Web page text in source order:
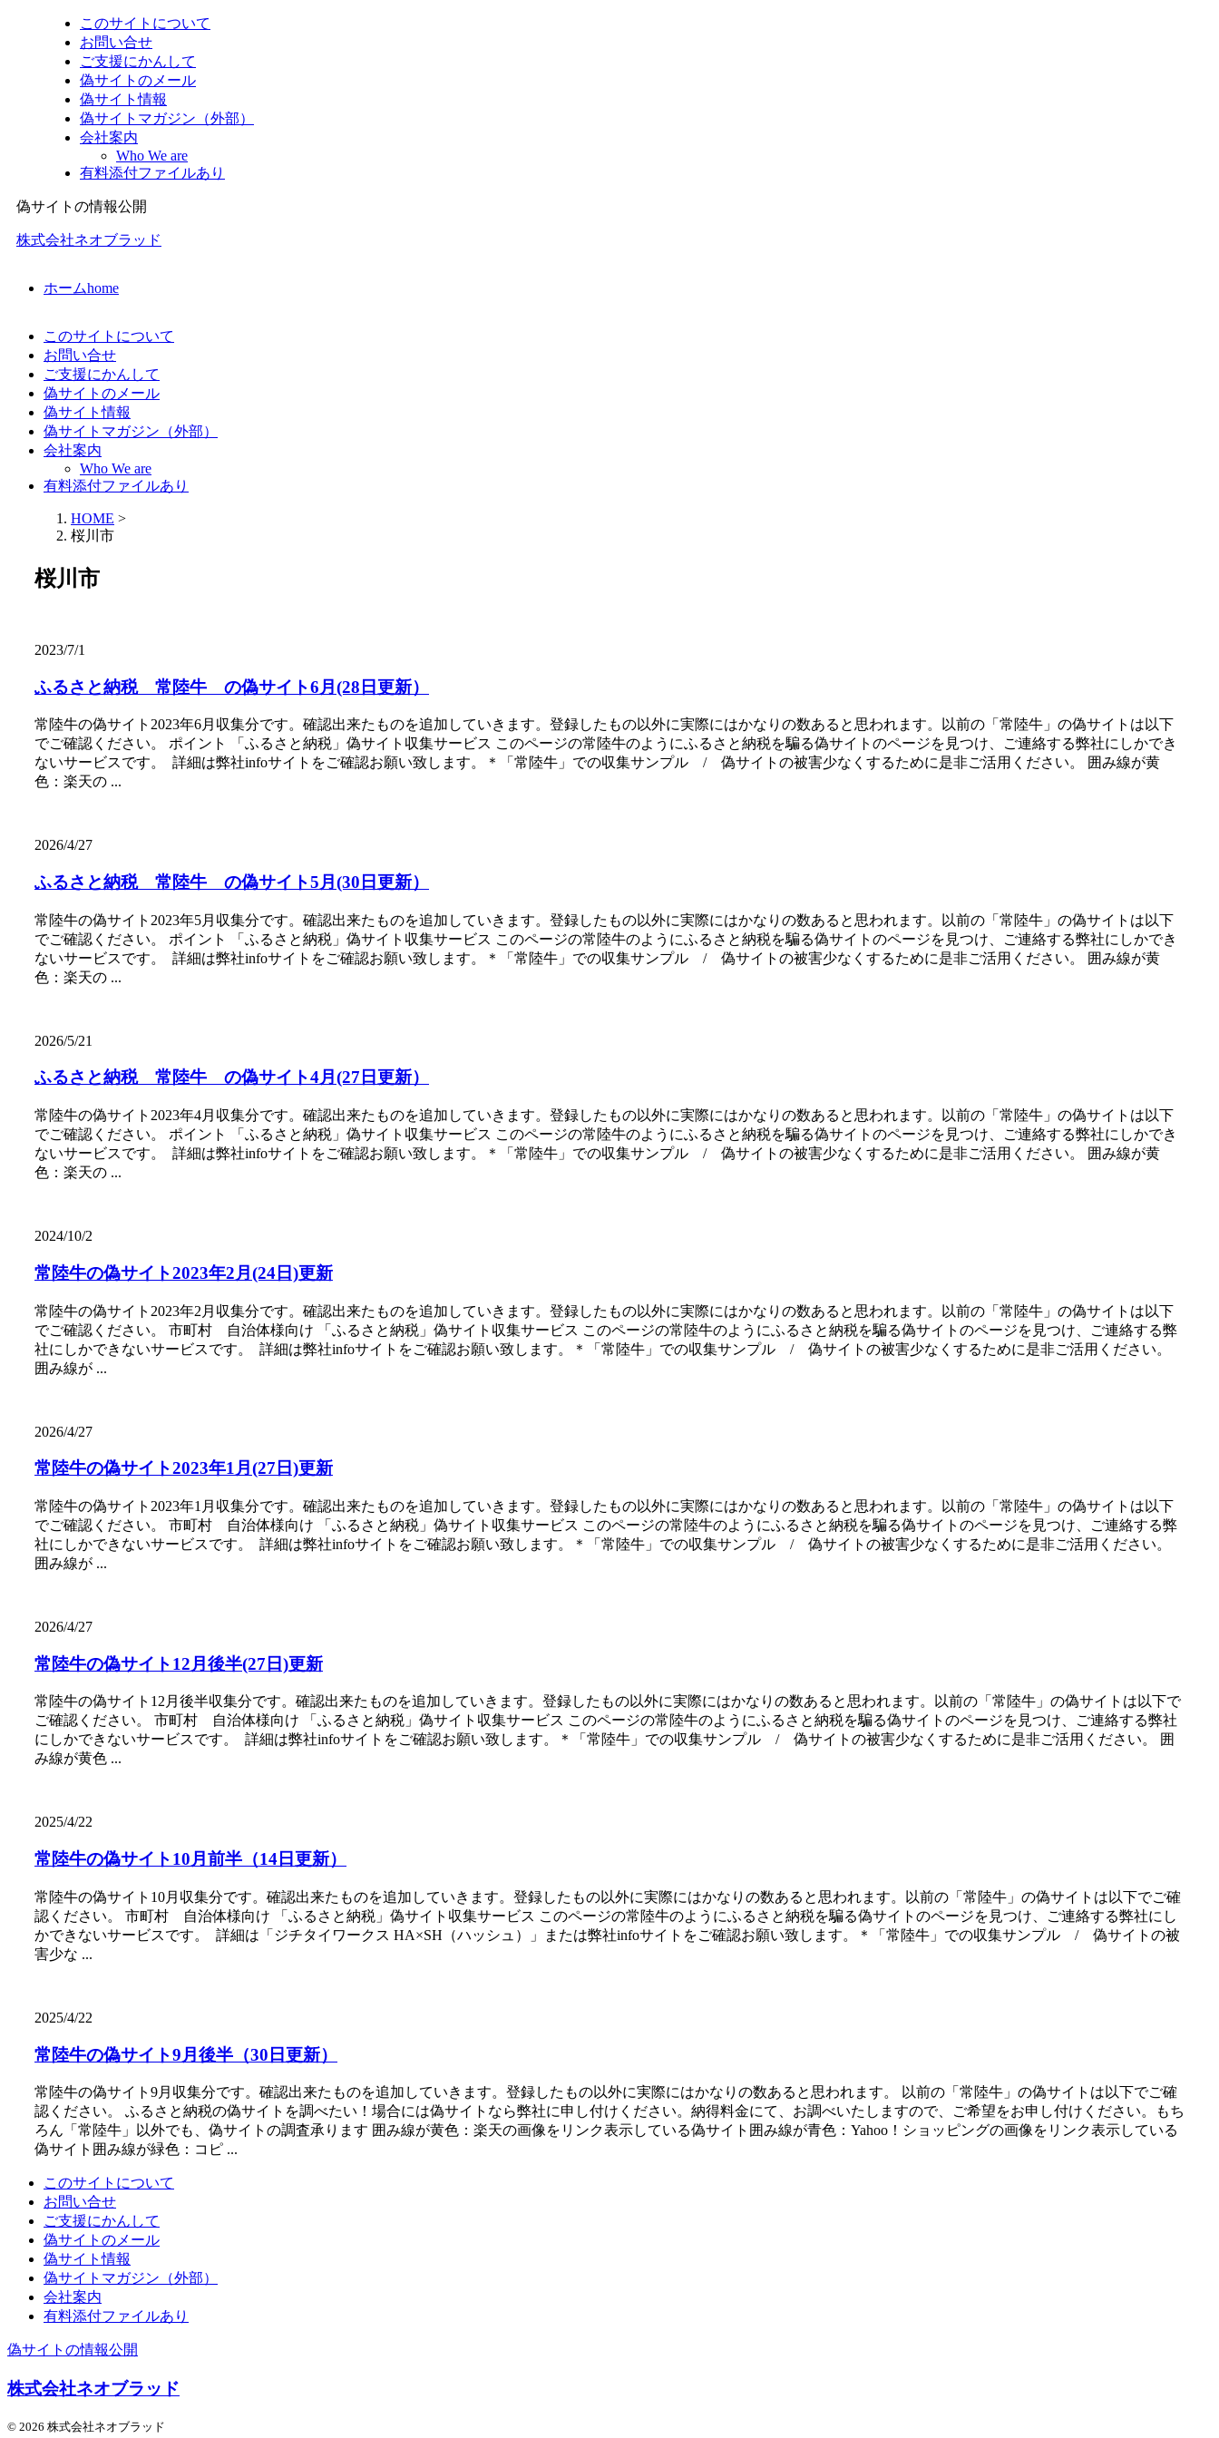
このサイトについて
お問い合せ
ご支援にかんして
偽サイトのメール
偽サイト情報
偽サイトマガジン（外部）
会社案内
Who We are
有料添付ファイルあり
偽サイトの情報公開
株式会社ネオブラッド
ホームhome
このサイトについて
お問い合せ
ご支援にかんして
偽サイトのメール
偽サイト情報
偽サイトマガジン（外部）
会社案内
Who We are
有料添付ファイルあり
HOME >
桜川市
桜川市
2023/7/1
ふるさと納税 常陸牛 の偽サイト6月(28日更新）
常陸牛の偽サイト2023年6月収集分です。確認出来たものを追加していきます。登録したもの以外に実際にはかなりの数あると思われます。以前の「常陸牛」の偽サイトは以下
でご確認ください。 ポイント 「ふるさと納税」偽サイト収集サービス このページの常陸牛のようにふるさと納税を騙る偽サイトのページを見つけ、ご連絡する弊社にしかでき
ないサービスです。 詳細は弊社infoサイトをご確認お願い致します。＊「常陸牛」での収集サンプル / 偽サイトの被害少なくするために是非ご活用ください。 囲み線が黄
色：楽天の ...
2026/4/27
ふるさと納税 常陸牛 の偽サイト5月(30日更新）
常陸牛の偽サイト2023年5月収集分です。確認出来たものを追加していきます。登録したもの以外に実際にはかなりの数あると思われます。以前の「常陸牛」の偽サイトは以下
でご確認ください。 ポイント 「ふるさと納税」偽サイト収集サービス このページの常陸牛のようにふるさと納税を騙る偽サイトのページを見つけ、ご連絡する弊社にしかでき
ないサービスです。 詳細は弊社infoサイトをご確認お願い致します。＊「常陸牛」での収集サンプル / 偽サイトの被害少なくするために是非ご活用ください。 囲み線が黄
色：楽天の ...
2026/5/21
ふるさと納税 常陸牛 の偽サイト4月(27日更新）
常陸牛の偽サイト2023年4月収集分です。確認出来たものを追加していきます。登録したもの以外に実際にはかなりの数あると思われます。以前の「常陸牛」の偽サイトは以下
でご確認ください。 ポイント 「ふるさと納税」偽サイト収集サービス このページの常陸牛のようにふるさと納税を騙る偽サイトのページを見つけ、ご連絡する弊社にしかでき
ないサービスです。 詳細は弊社infoサイトをご確認お願い致します。＊「常陸牛」での収集サンプル / 偽サイトの被害少なくするために是非ご活用ください。 囲み線が黄
色：楽天の ...
2024/10/2
常陸牛の偽サイト2023年2月(24日)更新
常陸牛の偽サイト2023年2月収集分です。確認出来たものを追加していきます。登録したもの以外に実際にはかなりの数あると思われます。以前の「常陸牛」の偽サイトは以下
でご確認ください。 市町村 自治体様向け 「ふるさと納税」偽サイト収集サービス このページの常陸牛のようにふるさと納税を騙る偽サイトのページを見つけ、ご連絡する弊
社にしかできないサービスです。 詳細は弊社infoサイトをご確認お願い致します。＊「常陸牛」での収集サンプル / 偽サイトの被害少なくするために是非ご活用ください。
囲み線が ...
2026/4/27
常陸牛の偽サイト2023年1月(27日)更新
常陸牛の偽サイト2023年1月収集分です。確認出来たものを追加していきます。登録したもの以外に実際にはかなりの数あると思われます。以前の「常陸牛」の偽サイトは以下
でご確認ください。 市町村 自治体様向け 「ふるさと納税」偽サイト収集サービス このページの常陸牛のようにふるさと納税を騙る偽サイトのページを見つけ、ご連絡する弊
社にしかできないサービスです。 詳細は弊社infoサイトをご確認お願い致します。＊「常陸牛」での収集サンプル / 偽サイトの被害少なくするために是非ご活用ください。
囲み線が ...
2026/4/27
常陸牛の偽サイト12月後半(27日)更新
常陸牛の偽サイト12月後半収集分です。確認出来たものを追加していきます。登録したもの以外に実際にはかなりの数あると思われます。以前の「常陸牛」の偽サイトは以下で
ご確認ください。 市町村 自治体様向け 「ふるさと納税」偽サイト収集サービス このページの常陸牛のようにふるさと納税を騙る偽サイトのページを見つけ、ご連絡する弊社
にしかできないサービスです。 詳細は弊社infoサイトをご確認お願い致します。＊「常陸牛」での収集サンプル / 偽サイトの被害少なくするために是非ご活用ください。 囲
み線が黄色 ...
2025/4/22
常陸牛の偽サイト10月前半（14日更新）
常陸牛の偽サイト10月収集分です。確認出来たものを追加していきます。登録したもの以外に実際にはかなりの数あると思われます。以前の「常陸牛」の偽サイトは以下でご確
認ください。 市町村 自治体様向け 「ふるさと納税」偽サイト収集サービス このページの常陸牛のようにふるさと納税を騙る偽サイトのページを見つけ、ご連絡する弊社にし
かできないサービスです。 詳細は「ジチタイワークス HA×SH（ハッシュ）」または弊社infoサイトをご確認お願い致します。＊「常陸牛」での収集サンプル / 偽サイトの被
害少な ...
2025/4/22
常陸牛の偽サイト9月後半（30日更新）
常陸牛の偽サイト9月収集分です。確認出来たものを追加していきます。登録したもの以外に実際にはかなりの数あると思われます。 以前の「常陸牛」の偽サイトは以下でご確
認ください。 ふるさと納税の偽サイトを調べたい！場合には偽サイトなら弊社に申し付けください。納得料金にて、お調べいたしますので、ご希望をお申し付けください。もち
ろん「常陸牛」以外でも、偽サイトの調査承ります 囲み線が黄色：楽天の画像をリンク表示している偽サイト囲み線が青色：Yahoo！ショッピングの画像をリンク表示している
偽サイト囲み線が緑色：コピ ...
このサイトについて
お問い合せ
ご支援にかんして
偽サイトのメール
偽サイト情報
偽サイトマガジン（外部）
会社案内
有料添付ファイルあり
偽サイトの情報公開
株式会社ネオブラッド
© 2026 株式会社ネオブラッド